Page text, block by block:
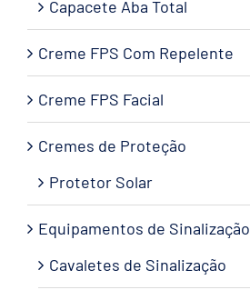
Capacete Aba Total
Creme FPS Com Repelente
Creme FPS Facial
Cremes de Proteção
Protetor Solar
Equipamentos de Sinalização
Cavaletes de Sinalização